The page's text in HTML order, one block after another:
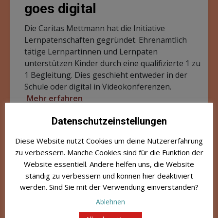
goes digital
Die Caritas Mettmann hat die Initiative
Lernpatenschaften gegründet. Ehrenamtlich
tätige Lernpartinnen und Lernpaten
unterstützen Kinder durch eine qualifizierte 1 zu
1 Begleitung. Dies geschieht entweder in der
Schule oder digital in Videokonferenzen.
Mehr erfahren
Beratung Bildung Teilhabe
49716 Meppen
Regional
Laufend
Digital Café in Meppen
Datenschutzeinstellungen
Diese Website nutzt Cookies um deine Nutzererfahrung
zu verbessern. Manche Cookies sind für die Funktion der
Website essentiell. Andere helfen uns, die Website
ständig zu verbessern und können hier deaktiviert
werden. Sind Sie mit der Verwendung einverstanden?
Ablehnen